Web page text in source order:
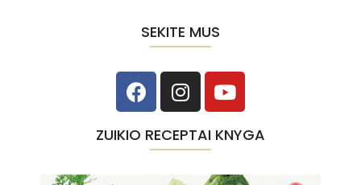
SEKITE MUS
ZUIKIO RECEPTAI KNYGA